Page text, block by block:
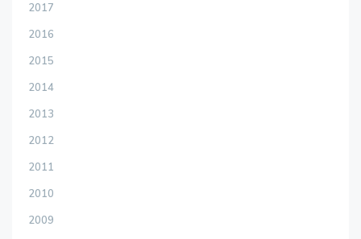
2017
2016
2015
2014
2013
2012
2011
2010
2009